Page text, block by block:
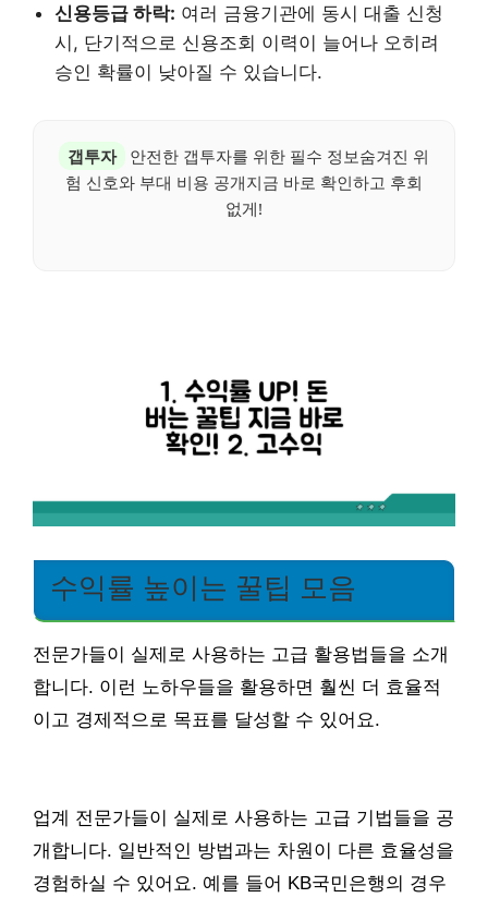
신용등급 하락: 여러 금융기관에 동시 대출 신청
시, 단기적으로 신용조회 이력이 늘어나 오히려
승인 확률이 낮아질 수 있습니다.
갭투자
안전한 갭투자를 위한 필수 정보숨겨진 위
험 신호와 부대 비용 공개지금 바로 확인하고 후회
없게!
수익률 높이는 꿀팁 모음
전문가들이 실제로 사용하는 고급 활용법들을 소개
합니다. 이런 노하우들을 활용하면 훨씬 더 효율적
이고 경제적으로 목표를 달성할 수 있어요.
업계 전문가들이 실제로 사용하는 고급 기법들을 공
개합니다. 일반적인 방법과는 차원이 다른 효율성을
경험하실 수 있어요. 예를 들어 KB국민은행의 경우